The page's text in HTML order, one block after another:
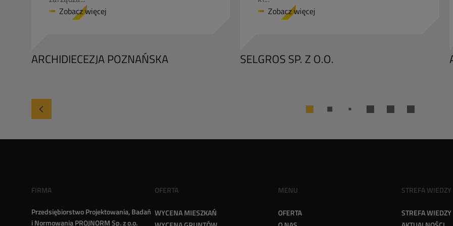
Zobacz więcej
ARCHIDIECEZJA POZNAŃSKA
Zobacz więcej
SELGROS SP. Z O.O.
FIRMA
Przedsiębiorstwo Projektowania, Badań
i Normowania PROJNORM Sp. z o.o.
OFERTA
WYCENA MIESZKAŃ
MENU
OFERTA
STREFA WIEDZY
STREFA WIEDZY